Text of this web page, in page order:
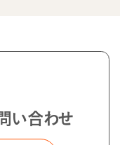
い合わせ